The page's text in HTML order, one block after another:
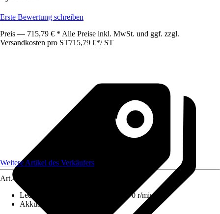
Erste Bewertung schreiben
Preis — 715,79 € * Alle Preise inkl. MwSt. und ggf. zzgl.
Versandkosten pro ST715,79 €*/ ST
Weitere Artikel des Verkäufers
Art.-Nr.
Leerlaufdrehzahl 1. Gang
0 r/min - 0 r/min
Akkuspannung